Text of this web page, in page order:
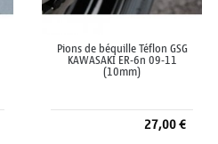
Pions de béquille Téflon GSG
KAWASAKI ER-6n 09-11
(10mm)
27,00 €